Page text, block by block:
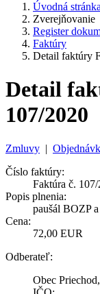
Úvodná stránka
Zverejňovanie
Register
Faktúry
Detail faktúry
Detail
107/2020
Zmluvy |
Číslo faktúry:
Faktúra č.
Popis plnenia:
paušál BOZP
Cena:
72,00 EUR
Odberateľ:
Obec